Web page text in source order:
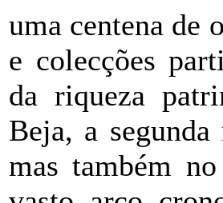
uma centena de
e colecções
da riqueza
Beja, a
mas também